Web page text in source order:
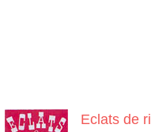
Eclats de